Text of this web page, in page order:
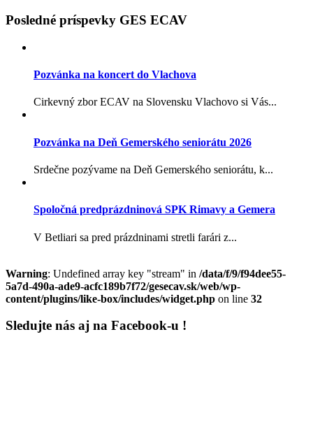
Posledné príspevky GES ECAV
Pozvánka na koncert do Vlachova
Cirkevný zbor ECAV na Slovensku Vlachovo si Vás...
Pozvánka na Deň Gemerského seniorátu 2026
Srdečne pozývame na Deň Gemerského seniorátu, k...
Spoločná predprázdninová SPK Rimavy a Gemera
V Betliari sa pred prázdninami stretli farári z...
Warning: Undefined array key "stream" in /data/f/9/f94dee55-
5a7d-490a-ade9-acfc189b7f72/gesecav.sk/web/wp-
content/plugins/like-box/includes/widget.php on line 32
Sledujte nás aj na Facebook-u !